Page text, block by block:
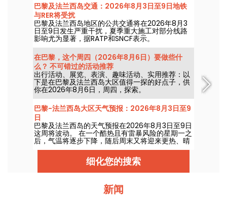
巴黎及法兰西岛交通：2026年8月3日至9日地铁
与RER将受扰
巴黎及法兰西岛地区的公共交通将在2026年8月3
日至9日发生严重干扰，夏季重大施工对部分线路
影响尤为显著，据RATP和SNCF表示。
在巴黎，这个周四（2026年8月6日）要做些什
么？ 不可错过的活动推荐
出行活动、展览、表演、趣味活动、实用推荐：以
下是在巴黎及法兰西岛大区值得一探的好点子，供
你在2026年8月6日，周四，探索。
巴黎-法兰西岛大区天气预报：2026年8月3日至9
日
巴黎及法兰西岛的天气预报在2026年8月3日至9日
这周将波动。 在一个酷热且有雷暴风险的星期一之
后，气温将逐步下降，随后周末又将迎来更热、晴
朗的天气。
细化您的搜索
新闻